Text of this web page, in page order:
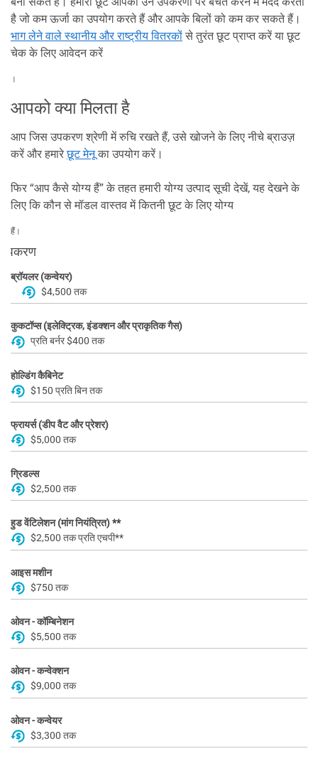
है जो कम ऊर्जा का उपयोग करते हैं और आपके बिलों को कम कर सकते हैं।
भाग लेने वाले स्थानीय और राष्ट्रीय वितरकोंसे तुरंत छूट प्राप्त करें या छूट
चेक के लिए आवेदन करें
।
आपको क्या मिलता है
आप जिस उपकरण श्रेणी में रुचि रखते हैं, उसे खोजने के लिए नीचे ब्राउज़
करें और हमारेछूट मेनूका उपयोग करें।
फिर “आप कैसे योग्य हैं” के तहत हमारी योग्य उत्पाद सूची देखें, यह देखने के
लिए कि कौन से मॉडल वास्तव में कितनी छूट के लिए योग्य
हैं।
उपकरण
ब्रॉयलर (कन्वेयर)
$4,500 तक
कुकटॉप्स (इलेक्ट्रिक, इंडक्शन और प्राकृतिक गैस)
प्रति बर्नर $400 तक
होल्डिंग कैबिनेट
$150 प्रति बिन तक
फ्रायर्स (डीप वैट और प्रेशर)
$5,000 तक
ग्रिडल्स
$2,500 तक
हुड वेंटिलेशन (मांग नियंत्रित) **
$2,500 तक प्रति एचपी**
आइस मशीन
$750 तक
ओवन - कॉम्बिनेशन
$5,500 तक
ओवन - कन्वेक्शन
$9,000 तक
ओवन - कन्वेयर
$3,300 तक